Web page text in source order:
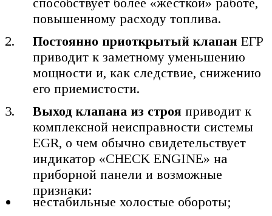
повышенному расходу топлива.
Постоянно приоткрытый клапан ЕГР
приводит к заметному уменьшению
мощности и, как следствие, снижению
его приемистости.
Выход клапана из строяприводит к
комплексной неисправности системы
EGR, о чем обычно свидетельствует
индикатор «CHECK ENGINE» на
приборной панели и возможные
признаки:
нестабильные холостые обороты;